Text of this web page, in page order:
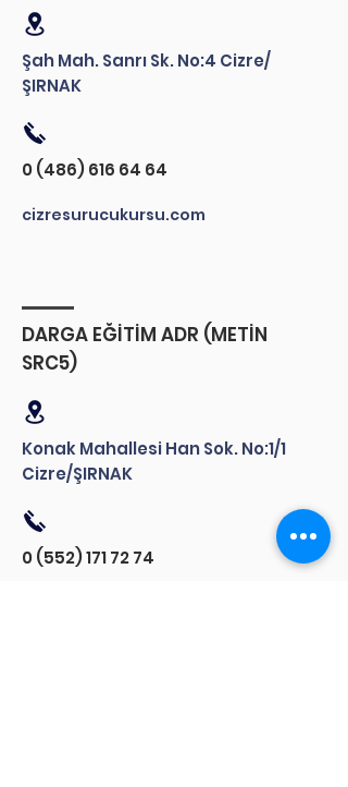
Şah Mah. Sanrı Sk. No:4 Cizre/
ŞIRNAK
0 (486) 616 64 64
cizresurucukursu.com
DARGA EĞİTİM ADR (METİN
SRC5)
Konak Mahallesi Han Sok. No:1/1
Cizre/ŞIRNAK
0 (552) 171 72 74